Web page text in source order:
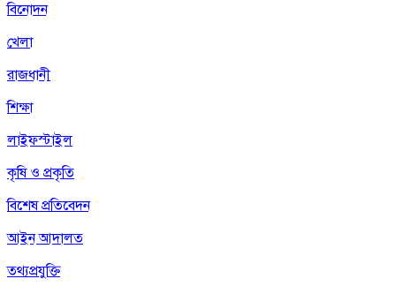
বিনোদন
খেলা
রাজধানী
শিক্ষা
লাইফস্টাইল
কৃষি ও প্রকৃতি
বিশেষ প্রতিবেদন
আইন আদালত
তথ্যপ্রযুক্তি